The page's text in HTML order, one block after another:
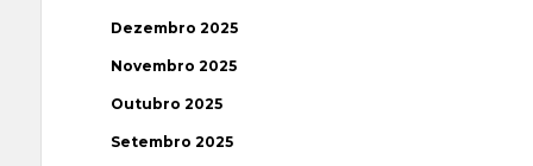
Dezembro 2025
Novembro 2025
Outubro 2025
Setembro 2025